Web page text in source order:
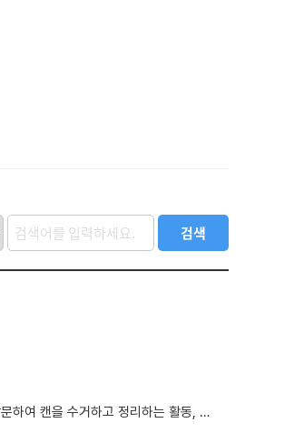
다. 앞으로도 작업활동반을 통해 훈련생들이 성장할 수 있도록 노력하...